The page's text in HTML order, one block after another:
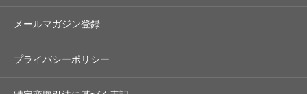
メールマガジン登録
プライバシーポリシー